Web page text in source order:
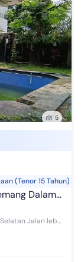
5
(Tenor 15 Tahun)
832M Rp 13 M
Dijual Rumah dalam komplek Di Kemang , Jakarta Selatan Jalan lebar dan sangat tenang. Bebas banjir Lt. 832 m² Lb. 700 m² 2 lantai KT 5 KM 3 KT...